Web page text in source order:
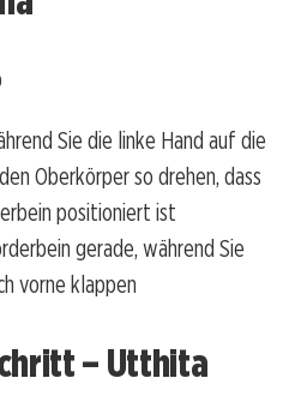
Sie die linke Hand auf die
Oberkörper so drehen, dass
positioniert ist
gerade, während Sie
vorne klappen
– Utthita